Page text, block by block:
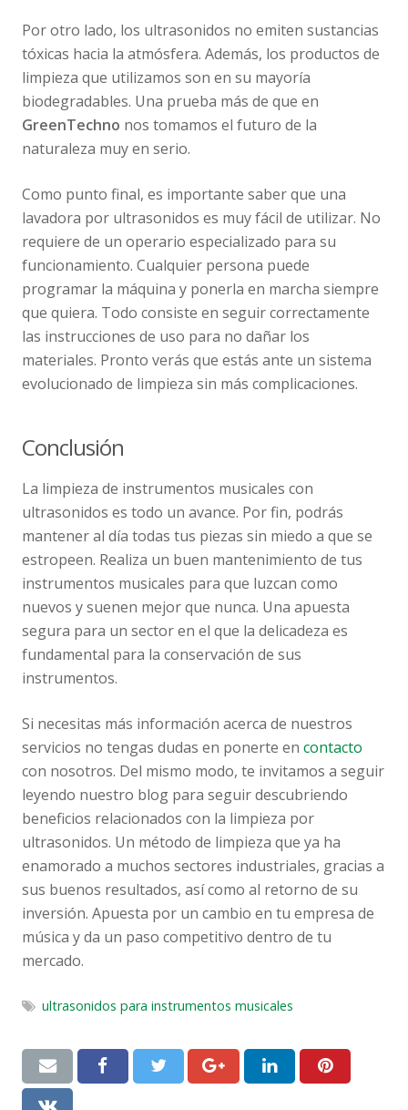
Por otro lado, los ultrasonidos no emiten sustancias
tóxicas hacia la atmósfera. Además, los productos de
limpieza que utilizamos son en su mayoría
biodegradables. Una prueba más de que en
GreenTechno nos tomamos el futuro de la
naturaleza muy en serio.
Como punto final, es importante saber que una
lavadora por ultrasonidos es muy fácil de utilizar. No
requiere de un operario especializado para su
funcionamiento. Cualquier persona puede
programar la máquina y ponerla en marcha siempre
que quiera. Todo consiste en seguir correctamente
las instrucciones de uso para no dañar los
materiales. Pronto verás que estás ante un sistema
evolucionado de limpieza sin más complicaciones.
Conclusión
La limpieza de instrumentos musicales con
ultrasonidos es todo un avance. Por fin, podrás
mantener al día todas tus piezas sin miedo a que se
estropeen. Realiza un buen mantenimiento de tus
instrumentos musicales para que luzcan como
nuevos y suenen mejor que nunca. Una apuesta
segura para un sector en el que la delicadeza es
fundamental para la conservación de sus
instrumentos.
Si necesitas más información acerca de nuestros
servicios no tengas dudas en ponerte en contacto
con nosotros. Del mismo modo, te invitamos a seguir
leyendo nuestro blog para seguir descubriendo
beneficios relacionados con la limpieza por
ultrasonidos. Un método de limpieza que ya ha
enamorado a muchos sectores industriales, gracias a
sus buenos resultados, así como al retorno de su
inversión. Apuesta por un cambio en tu empresa de
música y da un paso competitivo dentro de tu
mercado.
ultrasonidos para instrumentos musicales